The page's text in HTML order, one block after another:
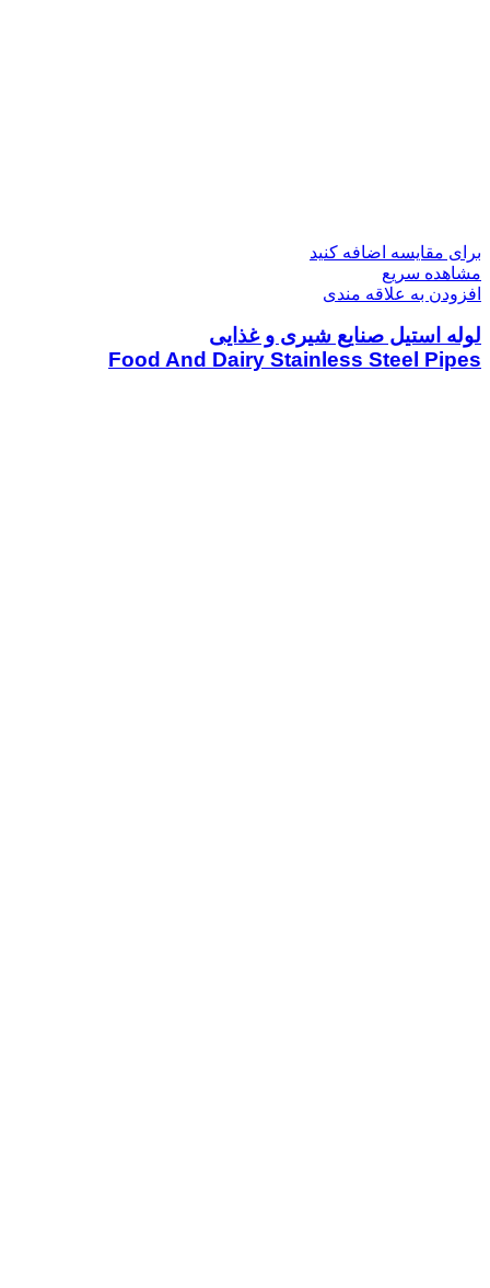
برای مقایسه اضافه کنید
مشاهده سریع
افزودن به علاقه مندی
لوله استیل صنایع شیری و غذایی
Food And Dairy Stainless Steel Pipes